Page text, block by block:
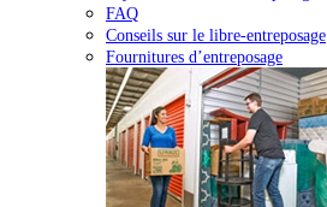
FAQ
Conseils sur le libre-entreposage
Fournitures d’entreposage